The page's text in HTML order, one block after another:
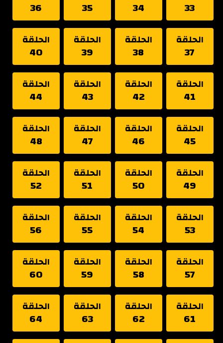
33
34
35
36
الحلقة
37
الحلقة
38
الحلقة
39
الحلقة
40
الحلقة
41
الحلقة
42
الحلقة
43
الحلقة
44
الحلقة
45
الحلقة
46
الحلقة
47
الحلقة
48
الحلقة
49
الحلقة
50
الحلقة
51
الحلقة
52
الحلقة
53
الحلقة
54
الحلقة
55
الحلقة
56
الحلقة
57
الحلقة
58
الحلقة
59
الحلقة
60
الحلقة
61
الحلقة
62
الحلقة
63
الحلقة
64